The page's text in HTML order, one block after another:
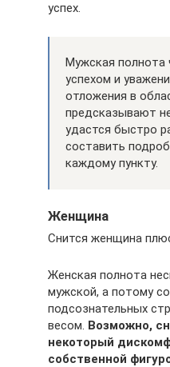
успех.
Мужская полнота
успехом и
отложения в
предсказывают
удастся быстро
составить
каждому пункту.
Женщина
Снится женщина
Женская полнота
мужской, а потому
подсознательных
весом. Возможно,
некоторый
собственной